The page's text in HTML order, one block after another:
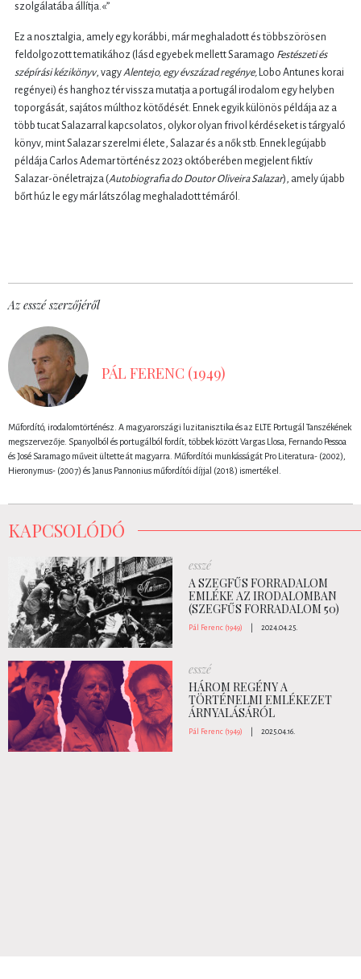
szolgálatába állítja.«”
Ez a nosztalgia, amely egy korábbi, már meghaladott és többszörösen
feldolgozott tematikához (lásd egyebek mellett Saramago Festészeti és
szépírási kézikönyv, vagyAlentejo, egy évszázad regénye, Lobo Antunes korai
regényei) és hanghoz tér vissza mutatja a portugál irodalom egy helyben
toporgását, sajátos múlthoz kötődését. Ennek egyik különös példája az a
több tucat Salazarral kapcsolatos, olykor olyan frivol kérdéseket is tárgyaló
könyv, mint Salazar szerelmi élete, Salazar és a nők stb. Ennek legújabb
példája Carlos Ademar történész 2023 októberében megjelent fiktív
Salazar-önéletrajza (Autobiografia do Doutor Oliveira Salazar), amely újabb
bőrt húz le egy már látszólag meghaladott témáról.
Az esszé szerzőjéről
PÁL FERENC (1949)
Műfordító, irodalomtörténész. A magyarországi luzitanisztika és az ELTE Portugál Tanszékének
megszervezője. Spanyolból és portugálból fordít, többek között Vargas Llosa, Fernando Pessoa
és José Saramago műveit ültette át magyarra. Műfordítói munkásságát Pro Literatura- (2002),
Hieronymus- (2007) és Janus Pannonius műfordítói díjjal (2018) ismerték el.
KAPCSOLÓDÓ
esszé
A SZEGFŰS FORRADALOM
EMLÉKE AZ IRODALOMBAN
(SZEGFŰS FORRADALOM 50)
Pál Ferenc (1949) 2024.04.25.
esszé
HÁROM REGÉNY A
TÖRTÉNELMI EMLÉKEZET
ÁRNYALÁSÁRÓL
Pál Ferenc (1949) 2025.04.16.